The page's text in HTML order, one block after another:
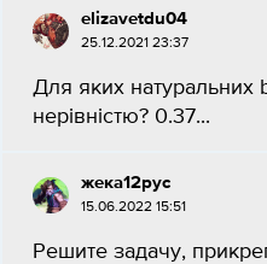
elizavetdu04
25.12.2021 23:37
Для яких натуральних
нерівністю? 0.37...
жека12рус
15.06.2022 15:51
Решите задачу,